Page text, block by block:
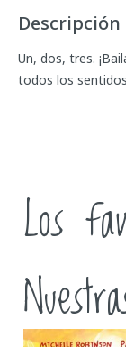
Descripción
Un, dos, tres.
todos los
Los